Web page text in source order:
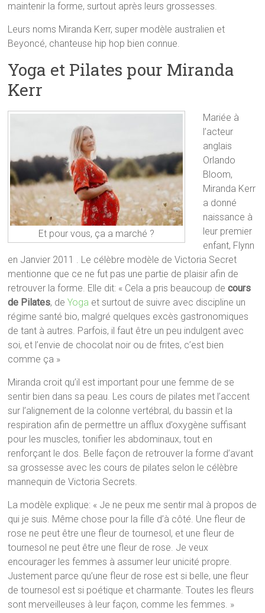
maintenir la forme, surtout après leurs grossesses.
Leurs noms Miranda Kerr, super modèle australien et
Beyoncé, chanteuse hip hop bien connue.
Yoga et Pilates pour Miranda
Kerr
Et pour vous, ça a marché ?
Mariée à
l’acteur
anglais
Orlando
Bloom,
Miranda Kerr
a donné
naissance à
leur premier
enfant, Flynn
en Janvier 2011 . Le célèbre modèle de Victoria Secret
mentionne que ce ne fut pas une partie de plaisir afin de
retrouver la forme. Elle dit: « Cela a pris beaucoup decours
de Pilates, deYoga et surtout de suivre avec discipline un
régime santé bio, malgré quelques excès gastronomiques
de tant à autres. Parfois, il faut être un peu indulgent avec
soi, et l’envie de chocolat noir ou de frites, c’est bien
comme ça »
Miranda croit qu’il est important pour une femme de se
sentir bien dans sa peau. Les cours de pilates met l’accent
sur l’alignement de la colonne vertébral, du bassin et la
respiration afin de permettre un afflux d’oxygène suffisant
pour les muscles, tonifier les abdominaux, tout en
renforçant le dos. Belle façon de retrouver la forme d’avant
sa grossesse avec les cours de pilates selon le célèbre
mannequin de Victoria Secrets.
La modèle explique: « Je ne peux me sentir mal à propos de
qui je suis. Même chose pour la fille d’à côté. Une fleur de
rose ne peut être une fleur de tournesol, et une fleur de
tournesol ne peut être une fleur de rose. Je veux
encourager les femmes à assumer leur unicité propre.
Justement parce qu’une fleur de rose est si belle, une fleur
de tournesol est si poétique et charmante. Toutes les fleurs
sont merveilleuses à leur façon, comme les femmes. »